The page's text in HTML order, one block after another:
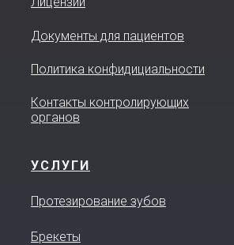
УСЛУГИ
Контакты контролирующих
органов
Политика конфидициальности
Документы для пациентов
Брекеты
Протезирование зубов